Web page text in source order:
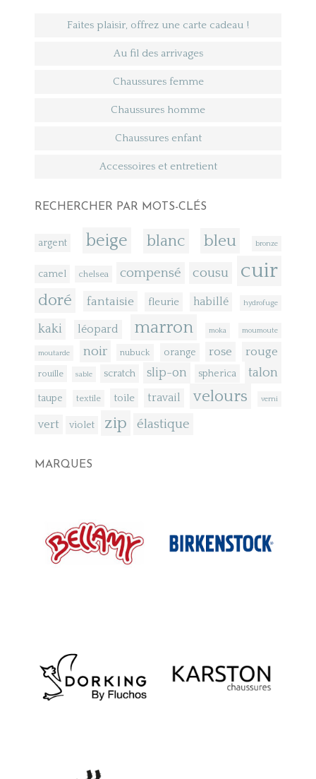
Faites plaisir, offrez une carte cadeau !
Au fil des arrivages
Chaussures femme
Chaussures homme
Chaussures enfant
Accessoires et entretient
RECHERCHER PAR MOTS-CLÉS
argent beige blanc bleu bronze
camel chelsea compensé cousu cuir
doré fantaisie fleurie habillé hydrofuge
kaki léopard marron moka moumoute
moutarde noir nubuck orange rose rouge
rouille sable scratch slip-on spherica talon
taupe textile toile travail velours verni
vert violet zip élastique
MARQUES